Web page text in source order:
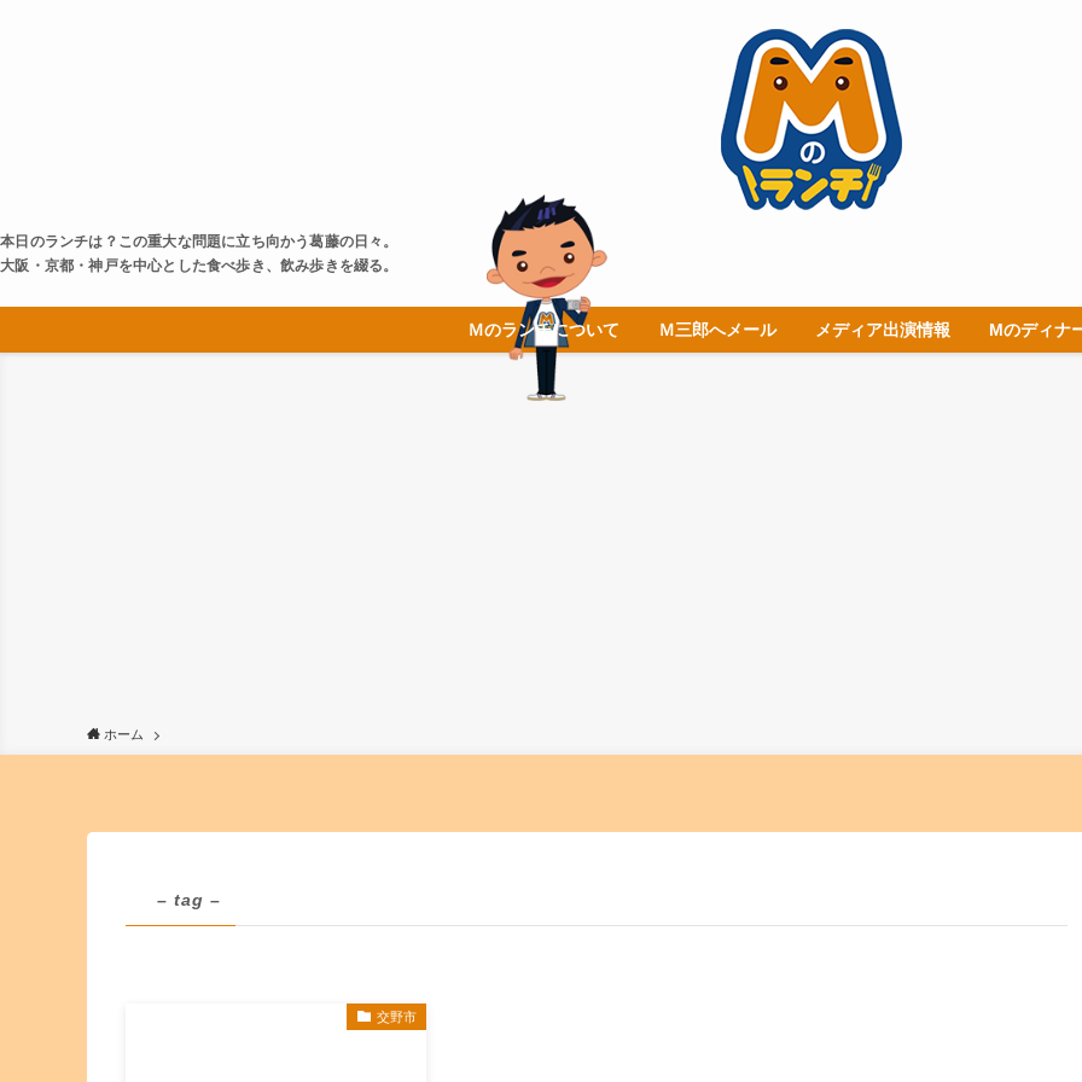
本日のランチは？この重大な問題に立ち向かう葛藤の日々。
大阪・京都・神戸を中心とした食べ歩き、飲み歩きを綴る。
Ｍのランチについて Ｍ三郎へメール メディア出演情報 Mのディナ
ホーム
– tag –
交野市